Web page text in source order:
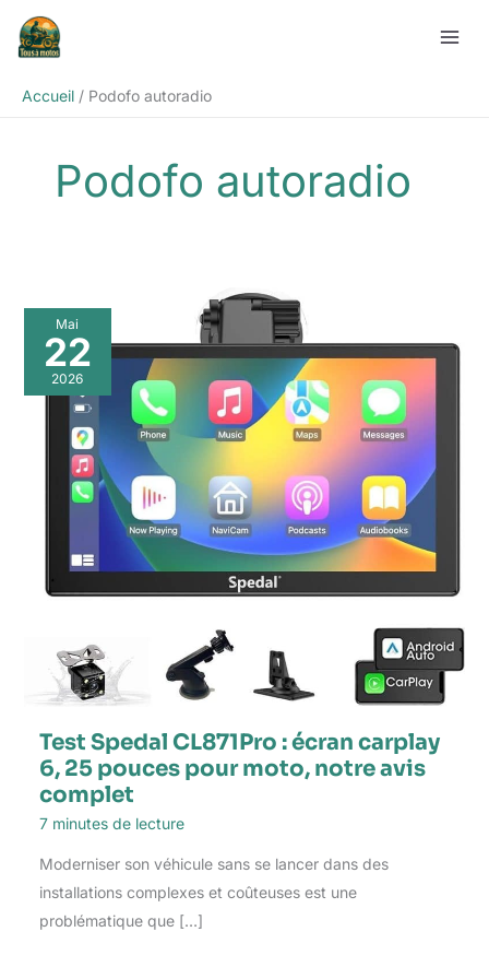
Accueil
Podofo autoradio
Podofo autoradio
Mai
22
2026
Test Spedal CL871Pro : écran carplay
6, 25 pouces pour moto, notre avis
complet
7 minutes de lecture
Moderniser son véhicule sans se lancer dans des
installations complexes et coûteuses est une
problématique que […]
Rechercher